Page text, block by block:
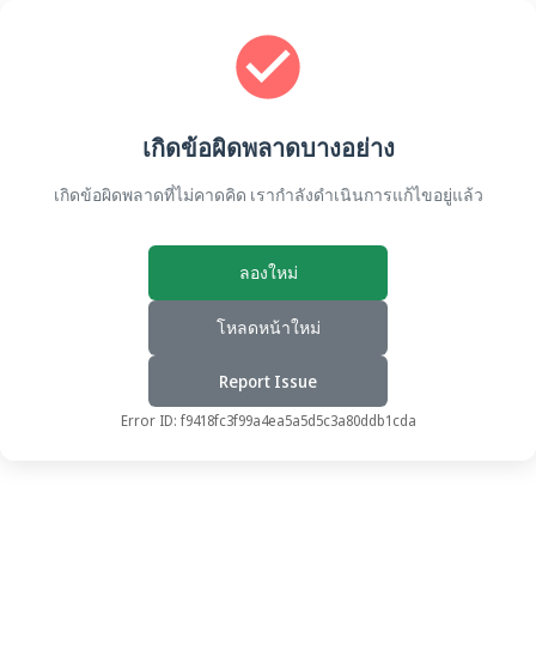
เกิดข้อผิดพลาดบางอย่าง
เกิดข้อผิดพลาดที่ไม่คาดคิด เรากำลังดำเนินการแก้ไขอยู่แล้ว
ลองใหม่
โหลดหน้าใหม่
Report Issue
Error ID: f9418fc3f99a4ea5a5d5c3a80ddb1cda